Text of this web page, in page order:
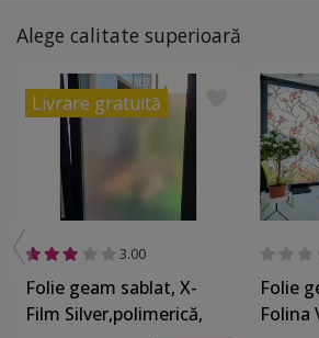
Alege calitate superioară
Livrare gratuită
3.00
Folie geam sablat, X-
Film Silver,polimerică,
Folie
Folina